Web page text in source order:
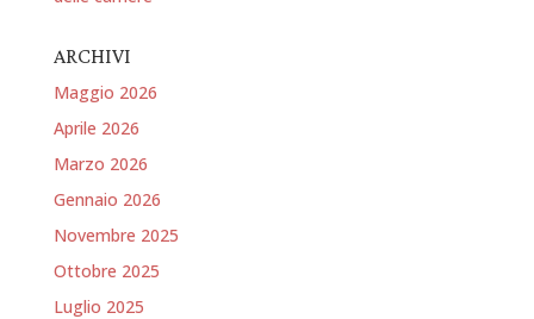
ARCHIVI
Maggio 2026
Aprile 2026
Marzo 2026
Gennaio 2026
Novembre 2025
Ottobre 2025
Luglio 2025